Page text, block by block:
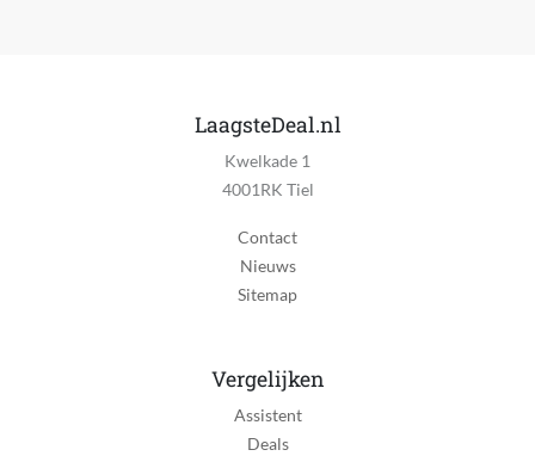
LaagsteDeal.nl
Kwelkade 1
4001RK Tiel
Contact
Nieuws
Sitemap
Vergelijken
Assistent
Deals